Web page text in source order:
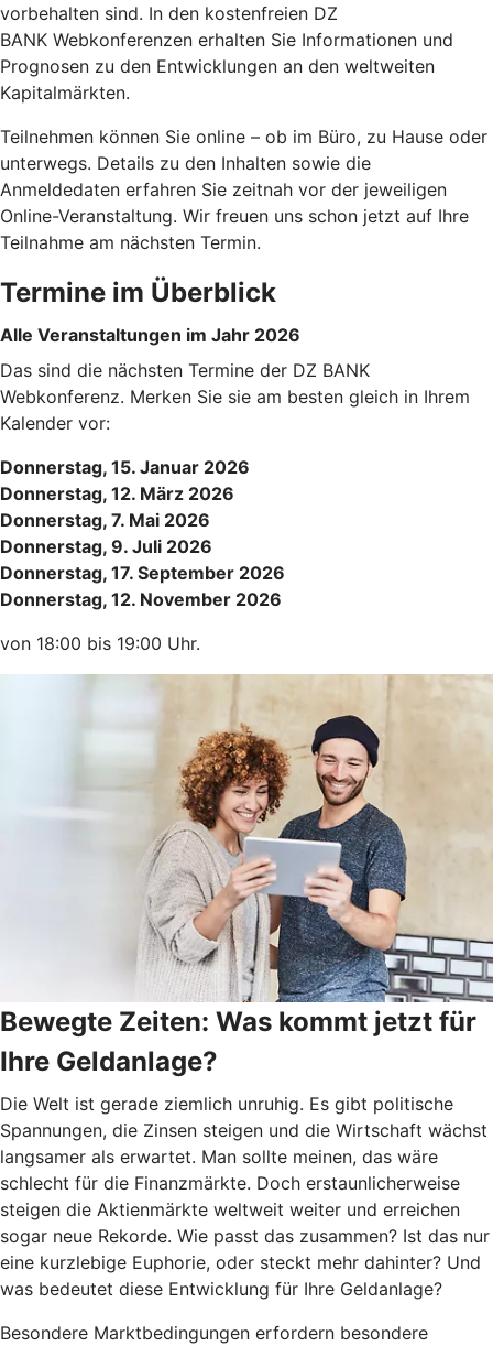
vorbehalten sind. In den kostenfreien DZ
BANK Webkonferenzen erhalten Sie Informationen und
Prognosen zu den Entwicklungen an den weltweiten
Kapitalmärkten.
Teilnehmen können Sie online – ob im Büro, zu Hause oder
unterwegs. Details zu den Inhalten sowie die
Anmeldedaten erfahren Sie zeitnah vor der jeweiligen
Online-Veranstaltung. Wir freuen uns schon jetzt auf Ihre
Teilnahme am nächsten Termin.
Termine im Überblick
Alle Veranstaltungen im Jahr 2026
Das sind die nächsten Termine der DZ BANK
Webkonferenz. Merken Sie sie am besten gleich in Ihrem
Kalender vor:
Donnerstag, 15. Januar 2026
Donnerstag, 12. März 2026
Donnerstag, 7. Mai 2026
Donnerstag, 9. Juli 2026
Donnerstag, 17. September 2026
Donnerstag, 12. November 2026
von 18:00 bis 19:00 Uhr.
Bewegte Zeiten: Was kommt jetzt für
Ihre Geldanlage?
Die Welt ist gerade ziemlich unruhig. Es gibt politische
Spannungen, die Zinsen steigen und die Wirtschaft wächst
langsamer als erwartet. Man sollte meinen, das wäre
schlecht für die Finanzmärkte. Doch erstaunlicherweise
steigen die Aktienmärkte weltweit weiter und erreichen
sogar neue Rekorde. Wie passt das zusammen? Ist das nur
eine kurzlebige Euphorie, oder steckt mehr dahinter? Und
was bedeutet diese Entwicklung für Ihre Geldanlage?
Besondere Marktbedingungen erfordern besondere